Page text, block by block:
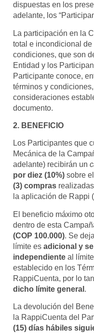
dispuestas en los
adelante, los
La participación en la
total e incondicional
condiciones, que son
Entidad y los
Participante conoce,
términos y
consideraciones
documento.
2. BENEFICIO
Los Participantes que
Mecánica de la
adelante) recibirán un
por diez (10%)sobre
(3) compras
la aplicación de Rappi
El beneficio máximo
dentro de esta
(COP 100.000). Se
límite es adicional y
independienteal
establecido en los
RappiCuenta, por lo
dicho límite general .
La devolución del
la RappiCuenta del
(15) días hábiles